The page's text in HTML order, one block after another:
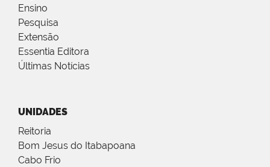
Ensino
Pesquisa
Extensão
Essentia Editora
Últimas Notícias
UNIDADES
Reitoria
Bom Jesus do Itabapoana
Cabo Frio